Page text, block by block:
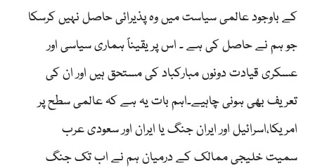
کے باوجود عالمی سیاست میں وہ پذیرائی حاصل نہیں کرسکا
جو ہم نے حاصل کی ہے ۔ اس پر یقیناً ہماری سیاسی اور
عسکری قیادت دونوں مبارکباد کی مستحق ہیں اور ان کی
تعریف بھی ہونی چاہیے۔اہم بات یہ ہے کہ عالمی سطح پر
امریکا،اسرائیل اور ایران جنگ یا ایران اور سعودی عرب
سمیت خلیجی ممالک کے درمیان ہم نے اب تک جنگ